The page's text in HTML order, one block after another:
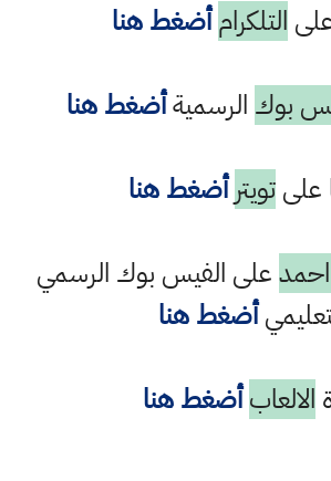
التلكرام أضغط هنا
بوك الرسميةأضغط هنا
علىتويتر أضغط هنا
على الفيس بوك الرسمي
أضغط هنا
الالعاب أضغط هنا